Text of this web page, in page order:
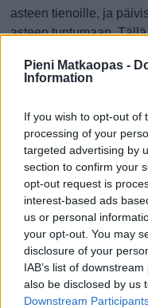
Pieni Matkaopas -
Information
If you wish to opt-out of
processing of your
targeted advertising by
section to confirm your
opt-out request is
interest-based ads
us or personal
your opt-out. You may
disclosure of your
IAB’s list of
also be disclosed by us
Downstream
asteen tienoille, ja
asteen tuntumaan.
toukokuussa viime
Hetkellisesti
lämpimämpiä
toukokuussa lämpötila
toisaalta vuonna 2018
poikkeuksellisen
Entä muut
Detroitissa on
Tammikuussa